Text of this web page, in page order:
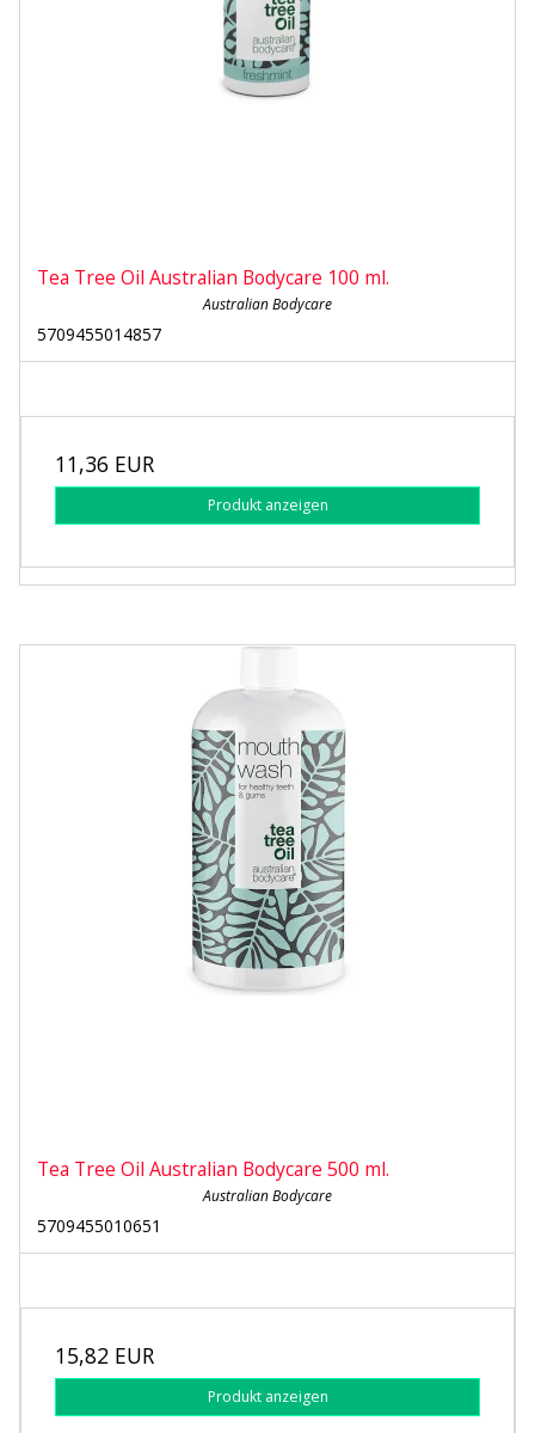
Tea Tree Oil Australian Bodycare 100 ml.
Australian Bodycare
5709455014857
11,36 EUR
Produkt anzeigen
Tea Tree Oil Australian Bodycare 500 ml.
Australian Bodycare
5709455010651
15,82 EUR
Produkt anzeigen